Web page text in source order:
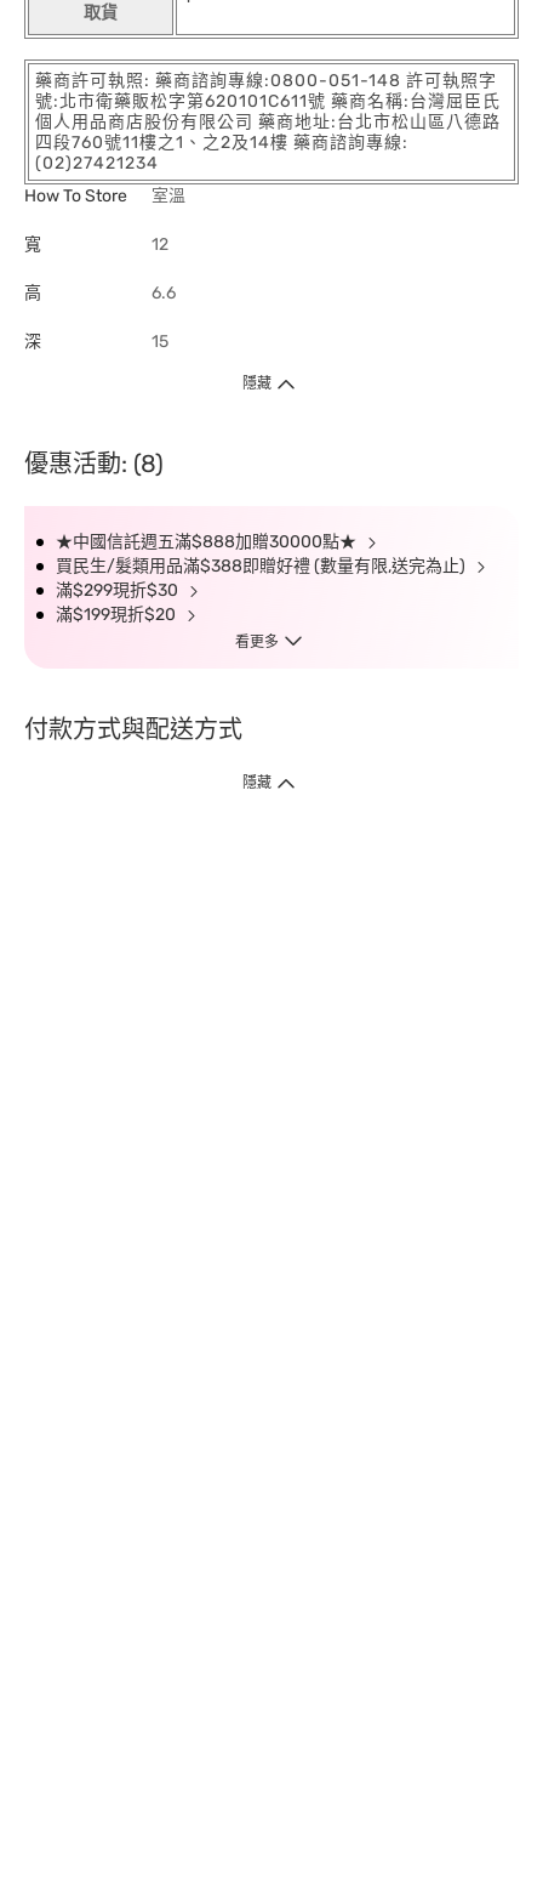
取貨
藥商許可執照: 藥商諮詢專線:0800-051-148 許可執照字
號:北市衛藥販松字第620101C611號 藥商名稱:台灣屈臣氏
個人用品商店股份有限公司 藥商地址:台北市松山區八德路
四段760號11樓之1、之2及14樓 藥商諮詢專線:
(02)27421234
How To Store
室溫
寬 12
高 6.6
深 15
隱藏
優惠活動: (8)
★中國信託週五滿$888加贈30000點★
買民生/髮類用品滿$388即贈好禮 (數量有限,送完為止)
滿$299現折$30
滿$199現折$20
看更多
付款方式與配送方式
隱藏